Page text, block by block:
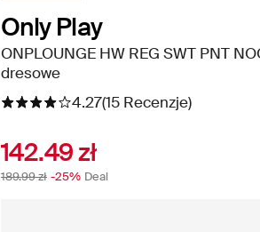
Only Play
ONPLOUNGE HW REG SWT PNT
dresowe
4.27(15 Recenzje)
142.49 zł
189.99 zł -25% Deal